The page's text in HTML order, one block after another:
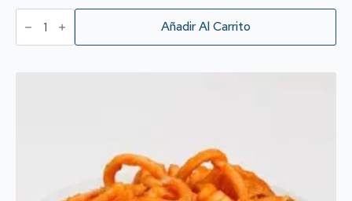
Puré
de Añadir Al Carrito